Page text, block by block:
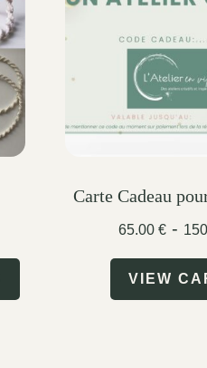
product
Carte Cadeau
65.00 €-
VIEW